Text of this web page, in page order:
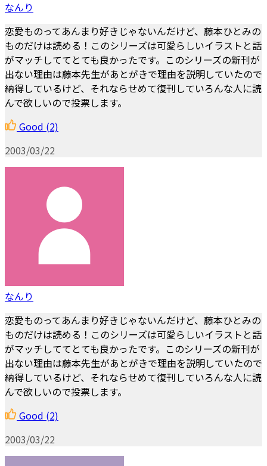
なんり
恋愛ものってあんまり好きじゃないんだけど、藤本ひとみの
ものだけは読める！このシリーズは可愛らしいイラストと話
がマッチしててとても良かったです。このシリーズの新刊が
出ない理由は藤本先生があとがきで理由を説明していたので
納得しているけど、それならせめて復刊していろんな人に読
んで欲しいので投票します。
Good (2)
2003/03/22
なんり
恋愛ものってあんまり好きじゃないんだけど、藤本ひとみの
ものだけは読める！このシリーズは可愛らしいイラストと話
がマッチしててとても良かったです。このシリーズの新刊が
出ない理由は藤本先生があとがきで理由を説明していたので
納得しているけど、それならせめて復刊していろんな人に読
んで欲しいので投票します。
Good (2)
2003/03/22